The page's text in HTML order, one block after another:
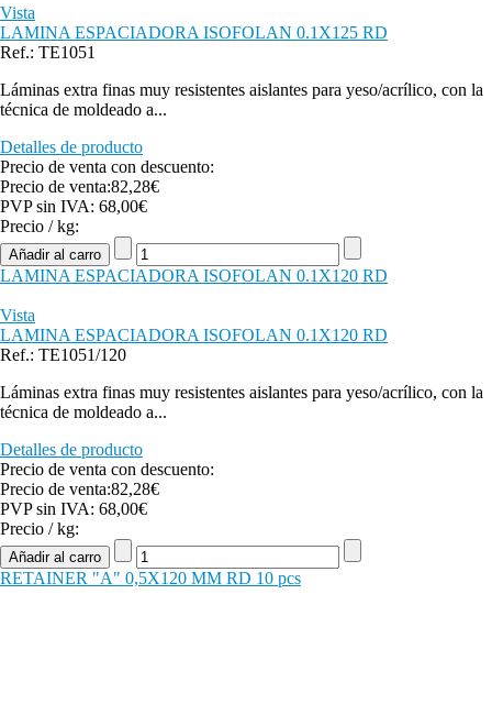
Vista
LAMINA ESPACIADORA ISOFOLAN 0.1X125 RD
Ref.: TE1051
Láminas extra finas muy resistentes aislantes para yeso/acrílico, con la
técnica de moldeado a...
Detalles de producto
Precio de venta con descuento:
Precio de venta:82,28€
PVP sin IVA: 68,00€
Precio / kg:
LAMINA ESPACIADORA ISOFOLAN 0.1X120 RD
Vista
LAMINA ESPACIADORA ISOFOLAN 0.1X120 RD
Ref.: TE1051/120
Láminas extra finas muy resistentes aislantes para yeso/acrílico, con la
técnica de moldeado a...
Detalles de producto
Precio de venta con descuento:
Precio de venta:82,28€
PVP sin IVA: 68,00€
Precio / kg:
RETAINER "A" 0,5X120 MM RD 10 pcs